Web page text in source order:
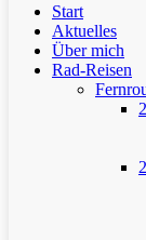
Start
Aktuelles
Über mich
Rad-Reisen